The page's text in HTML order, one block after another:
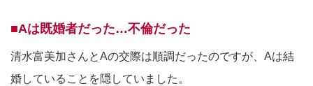
■Aは既婚者だった…不倫だった
清水富美加さんとAの交際は順調だったのですが、Aは結
婚していることを隠していました。